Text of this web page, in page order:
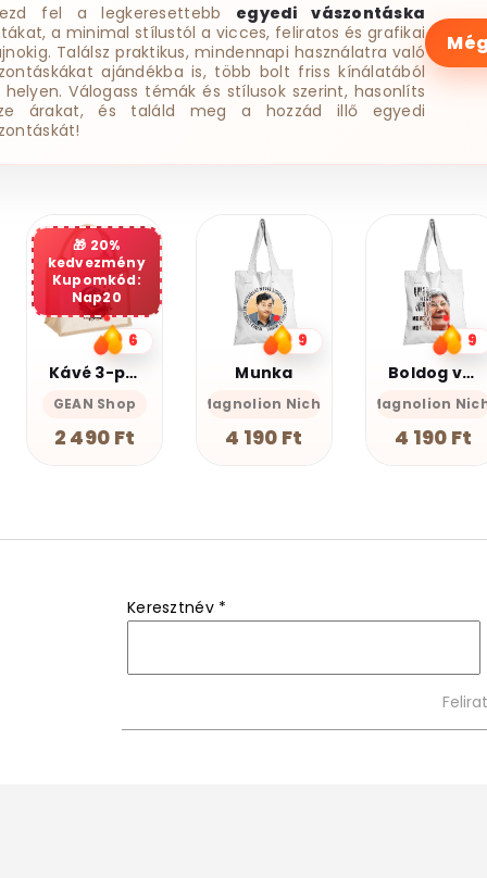
fel a legkeresettebb egyedi vászontáska
a minimal stílustól a vicces, feliratos és grafikai
Találsz praktikus, mindennapi használatra való
ajándékba is, több bolt friss kínálatából
helyen. Válogass témák és stílusok szerint, hasonlíts
árakat, és találd meg a hozzád illő egyedi
9
Munka
Magnolion Niche
4 190 Ft
9
Magnolion Niche
4 190 Ft
20%
kedvezmény
Kupomkód:
Nap20
7
Legjobb barátnő
GEAN Shop
2 490 Ft
Keresztnév *